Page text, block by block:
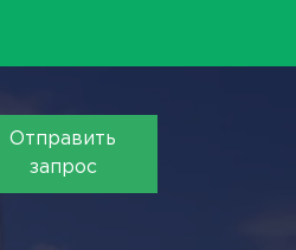
Отправить
запрос